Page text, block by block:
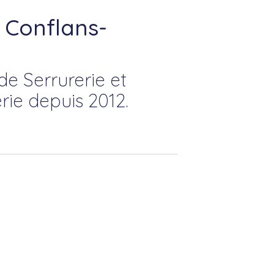
Serrurerie et
depuis 2012.